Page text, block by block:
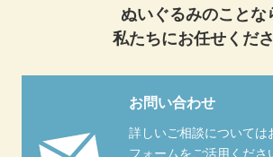
ぬいぐるみのことな
私たちにお任せくだ
お問い合わせ
詳しいご相談については
フォームをご活用くださ